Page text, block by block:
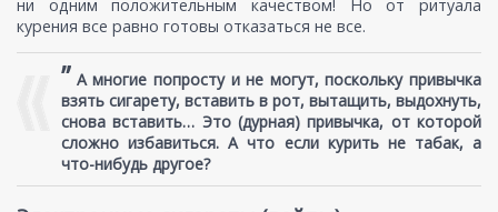
ни одним положительным качеством! Но от ритуала
курения все равно готовы отказаться не все.
” А многие попросту и не могут, поскольку привычка
взять сигарету, вставить в рот, вытащить, выдохнуть,
снова вставить… Это (дурная) привычка, от которой
сложно избавиться. А что если курить не табак, а
что-нибудь другое?